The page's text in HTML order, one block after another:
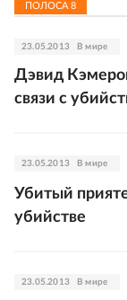
ПОЛОСА 8
23.05.2013 В мире
Дэвид
связи с
23.05.2013 В мире
Убитый
убийстве
23.05.2013 В мире